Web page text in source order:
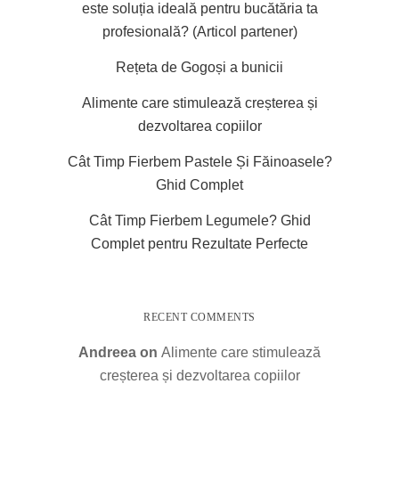
este soluția ideală pentru bucătăria ta
profesională? (Articol partener)
Rețeta de Gogoși a bunicii
Alimente care stimulează creșterea și
dezvoltarea copiilor
Cât Timp Fierbem Pastele Și Făinoasele?
Ghid Complet
Cât Timp Fierbem Legumele? Ghid
Complet pentru Rezultate Perfecte
RECENT COMMENTS
Andreea on Alimente care stimulează
creșterea și dezvoltarea copiilor